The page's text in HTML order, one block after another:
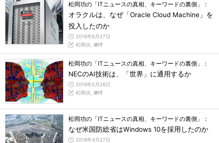
松岡功の「ITニュースの真相、キーワードの裏側」：
オラクルは、なぜ「Oracle Cloud Machine」を
投入したのか
2016年6月27日
松岡功, ＠IT
松岡功の「ITニュースの真相、キーワードの裏側」：
NECのAI技術は、「世界」に通用するか
2016年5月26日
松岡功, ＠IT
松岡功の「ITニュースの真相、キーワードの裏側」：
なぜ米国防総省はWindows 10を採用したのか
2016年4月27日